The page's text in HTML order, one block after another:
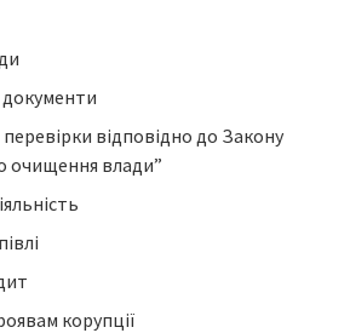
відповідно до Закону
очищення влади”
корупції